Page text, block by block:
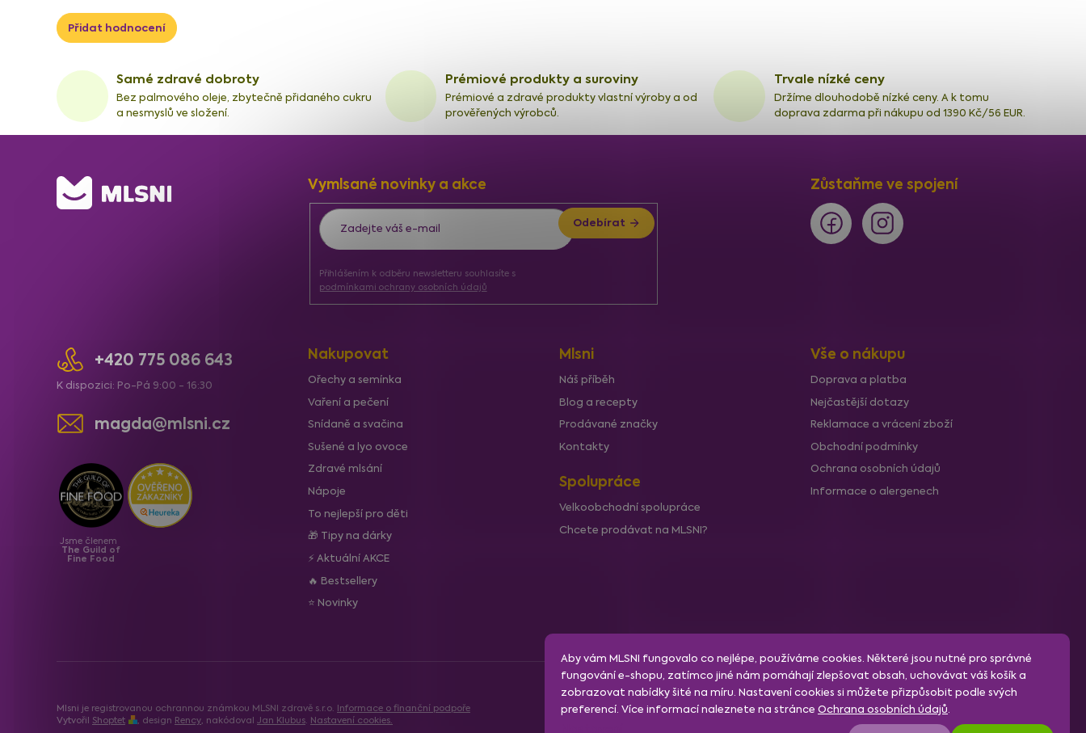
Aby vám MLSNI fungovalo co nejlépe, používáme cookies. Některé jsou nutné pro správné
fungování e-shopu, zatímco jiné nám pomáhají zlepšovat obsah, uchovávat váš košík a
zobrazovat nabídky šité na míru. Nastavení cookies si můžete přizpůsobit podle svých
preferencí. Více informací naleznete na stránce Ochrana osobních údajů.
Samé zdravé dobroty
Bez palmového oleje, zbytečně přidaného cukru
a nesmyslů ve složení.
Prémiové produkty a suroviny
Prémiové a zdravé produkty vlastní výroby a od
prověřených výrobců.
Trvale nízké ceny
Držíme dlouhodobě nízké ceny. A k tomu
doprava zdarma při nákupu od 1390 Kč/56 EUR.
Přidat hodnocení
Vymlsané novinky a akce
Přihlášením k odběru newsletteru souhlasíte s
podmínkami ochrany osobních údajů
Odebírat
Zůstaňme ve spojení
+420 775 086 643
K dispozici: Po-Pá 9:00 - 16:30
magda@mlsni.cz
Jsme členem
The Guild of
Fine Food
Nakupovat
Ořechy a semínka
Vaření a pečení
Snídaně a svačina
Sušené a lyo ovoce
Zdravé mlsání
Nápoje
To nejlepší pro děti
🎁 Tipy na dárky
⚡ Aktuální AKCE
🔥 Bestsellery
⭐ Novinky
Mlsni
Náš příběh
Blog a recepty
Prodávané značky
Kontakty
Spolupráce
Velkoobchodní spolupráce
Chcete prodávat na MLSNI?
Vše o nákupu
Doprava a platba
Nejčastější dotazy
Reklamace a vrácení zboží
Obchodní podmínky
Ochrana osobních údajů
Informace o alergenech
Mlsni je registrovanou ochrannou známkou MLSNI zdravě s.r.o. Informace o finanční podpoře
Vytvořil Shoptet , design Rency, nakódoval Jan Klubus. Nastavení cookies.